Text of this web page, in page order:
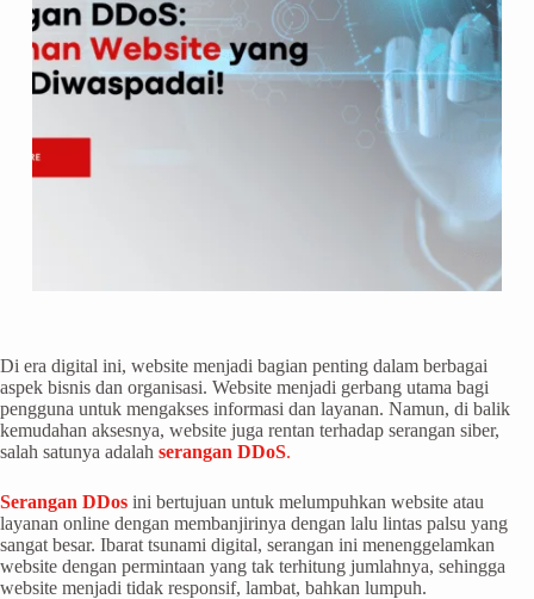
Di era digital ini, website menjadi bagian penting dalam berbagai
aspek bisnis dan organisasi. Website menjadi gerbang utama bagi
pengguna untuk mengakses informasi dan layanan. Namun, di balik
kemudahan aksesnya, website juga rentan terhadap serangan siber,
salah satunya adalah serangan DDoS.
Serangan DDos ini bertujuan untuk melumpuhkan website atau
layanan online dengan membanjirinya dengan lalu lintas palsu yang
sangat besar. Ibarat tsunami digital, serangan ini menenggelamkan
website dengan permintaan yang tak terhitung jumlahnya, sehingga
website menjadi tidak responsif, lambat, bahkan lumpuh.